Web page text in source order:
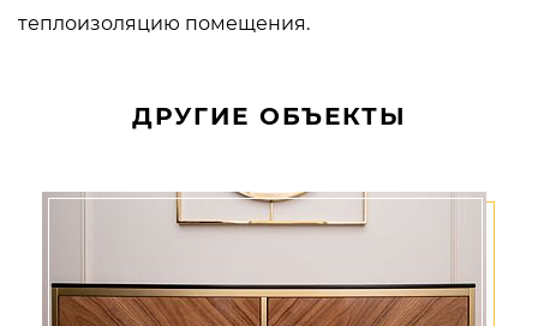
теплоизоляцию помещения.
ДРУГИЕ ОБЪЕКТЫ